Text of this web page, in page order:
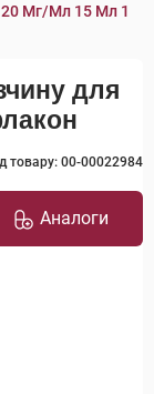
20 Мг/мл 15 Мл 1
для
товару: 00-00022984
Аналоги